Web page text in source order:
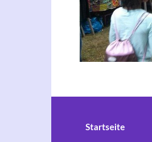
Startseite